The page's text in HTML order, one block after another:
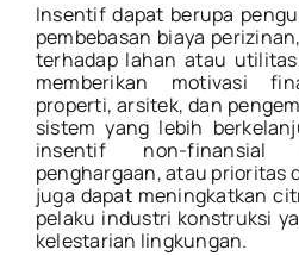
Insentif dapat berupa
pembebasan biaya
terhadap lahan atau
memberikan motivasi
properti, arsitek, dan
sistem yang lebih
insentif non-finansial
penghargaan, atau prioritas
juga dapat meningkatkan
pelaku industri konstruksi
kelestarian lingkungan.